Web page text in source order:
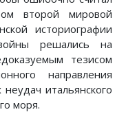
второй мировой
историографии
решались на
тезисом
направления
итальянского
моря.